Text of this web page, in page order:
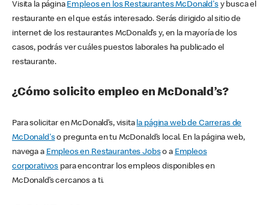
Visita la página Empleos en los Restaurantes McDonald'sy busca el
restaurante en el que estás interesado. Serás dirigido al sitio de
internet de los restaurantes McDonald’s y, en la mayoría de los
casos, podrás ver cuáles puestos laborales ha publicado el
restaurante.
¿Cómo solicito empleo en McDonald’s?
Para solicitar en McDonald’s, visita la página web de Carreras de
McDonald'so pregunta en tu McDonald’s local. En la página web,
navega a Empleos en Restaurantes Jobso a Empleos
corporativos para encontrar los empleos disponibles en
McDonald’s cercanos a ti.